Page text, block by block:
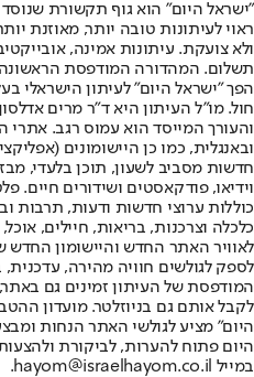
"ישראל היום" הוא גוף תקשורת
ראוי לעיתונות טובה יותר, מאוזנת
ולא צועקת. עיתונות אמינה,
הפך "ישראל היום" לעיתון הישראלי
חול. מו"ל העיתון היא ד"ר מרים
והעורך המייסד הוא עמוס רגב. אתרי
חדשות מסביב לשעון, תוכן בלעדי,
וידיאו, פודקאסטים ושידורים חיים.
כוללות ערוצי חדשות ודעות, תרבות
לאוויר האתר החדש והיישומון
לספק לגולשים חוויה מהירה,
המודפסת של העיתון זמינים גם
לקבל אותם גם בניוזלטר. מועדון
היום" מציע לגולשי האתר הנחות
היום פתוח להערות, לביקורת
במייל hayom@israelhayom.co.il.